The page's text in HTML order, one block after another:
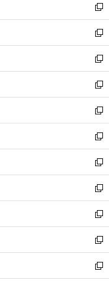
く
新
し
い
ウ
ィ
ン
ド
ウ
で
開
く
新
し
い
ウ
ィ
ン
ド
ウ
で
開
く
新
し
い
ウ
ィ
ン
ド
ウ
で
開
く
新
し
い
ウ
ィ
ン
ド
ウ
で
開
く
新
し
い
ウ
ィ
ン
ド
ウ
で
開
く
新
し
い
ウ
ィ
ン
ド
ウ
で
開
く
新
し
い
ウ
ィ
ン
ド
ウ
で
開
新
し
い
ウ
ィ
ン
ド
ウ
新
し
い
ウ
ィ
ン
新
し
い
ウ
新
し